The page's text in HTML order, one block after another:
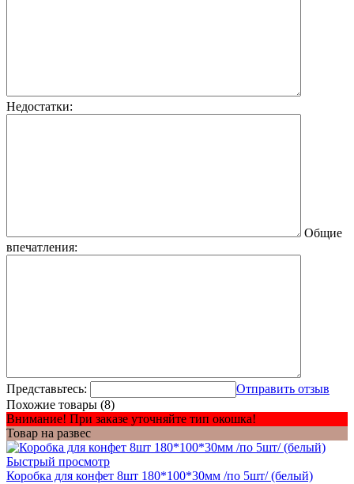
Недостатки:
Общие
впечатления:
Представьтесь:
Отправить отзыв
Похожие товары (8)
Внимание! При заказе уточняйте тип окошка!
Товар на развес
Быстрый просмотр
Коробка для конфет 8шт 180*100*30мм /по 5шт/ (белый)